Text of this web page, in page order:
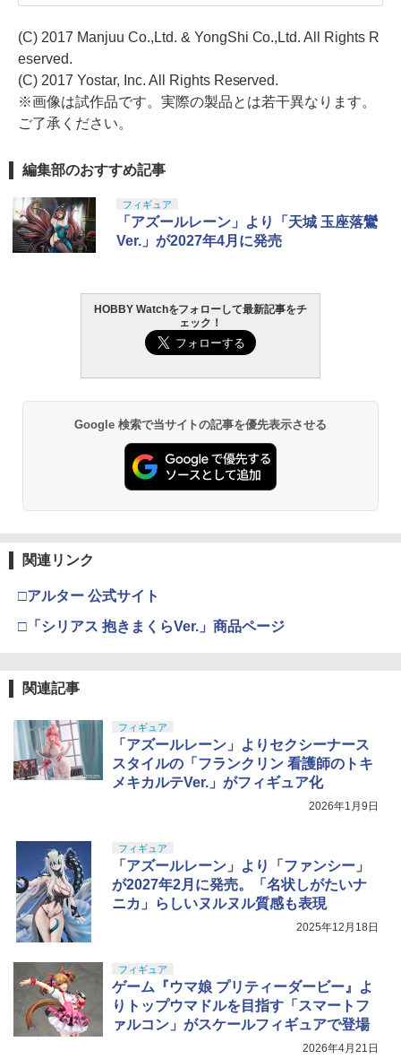
(C) 2017 Manjuu Co.,Ltd. & YongShi Co.,Ltd. All Rights R
eserved.
(C) 2017 Yostar, Inc. All Rights Reserved.
※画像は試作品です。実際の製品とは若干異なります。
ご了承ください。
編集部のおすすめ記事
フィギュア
「アズールレーン」より「天城 玉座落鸞
Ver.」が2027年4月に発売
HOBBY Watchをフォローして最新記事をチ
ェック！
Google 検索で当サイトの記事を優先表示させる
関連リンク
□アルター 公式サイト
□「シリアス 抱きまくらVer.」商品ページ
関連記事
フィギュア
「アズールレーン」よりセクシーナース
スタイルの「フランクリン 看護師のトキ
メキカルテVer.」がフィギュア化
2026年1月9日
フィギュア
「アズールレーン」より「ファンシー」
が2027年2月に発売。「名状しがたいナ
ニカ」らしいヌルヌル質感も表現
2025年12月18日
フィギュア
ゲーム『ウマ娘 プリティーダービー』よ
りトップウマドルを目指す「スマートフ
ァルコン」がスケールフィギュアで登場
2026年4月21日